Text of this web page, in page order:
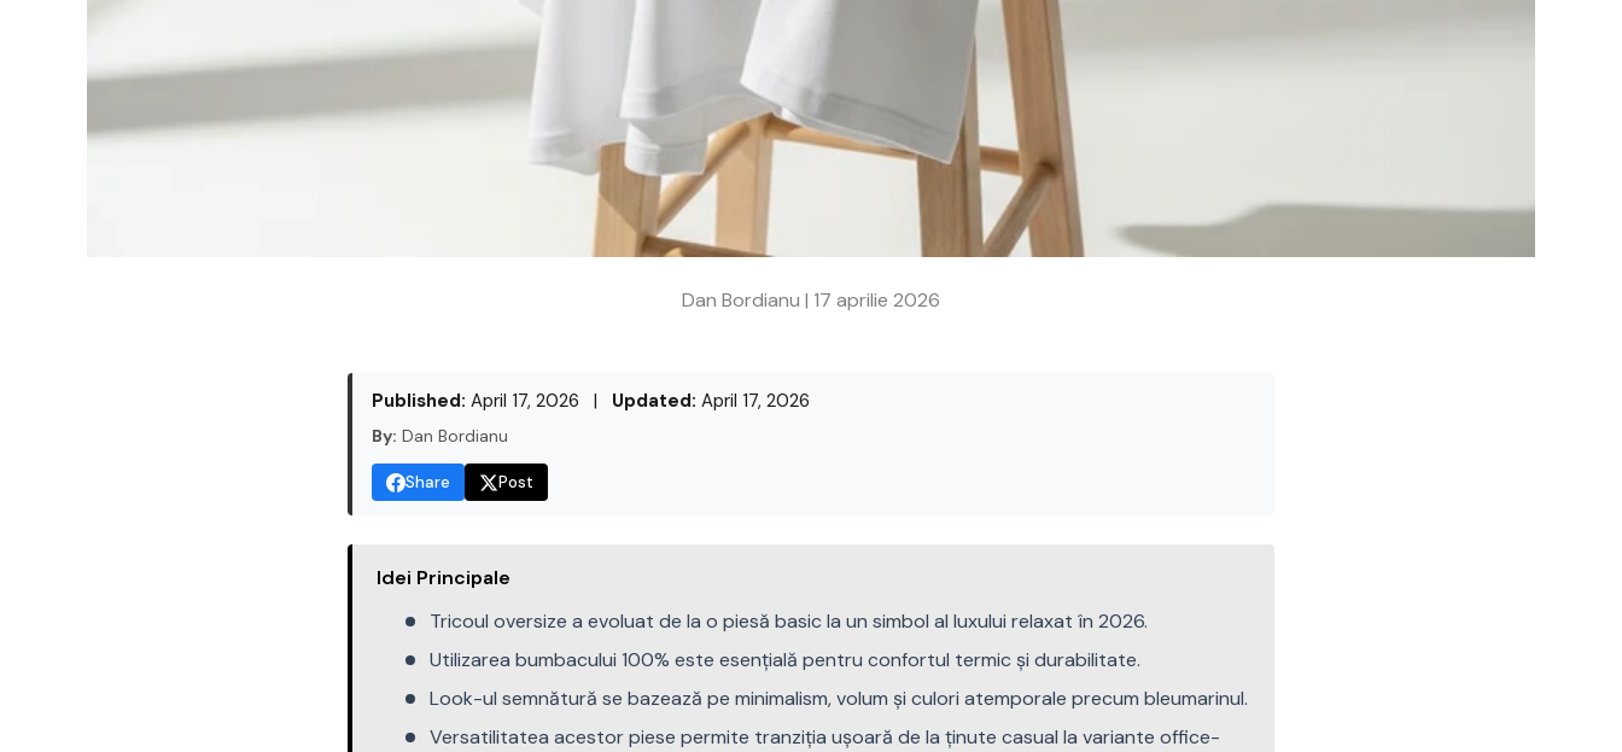
Dan Bordianu | 17 aprilie 2026
Published: April 17, 2026 | Updated: April 17, 2026
By: Dan Bordianu
Share Post
Idei Principale
Tricoul oversize a evoluat de la o piesă basic la un simbol al luxului relaxat în 2026.
Utilizarea bumbacului 100% este esențială pentru confortul termic și durabilitate.
Look-ul semnătură se bazează pe minimalism, volum și culori atemporale precum bleumarinul.
Versatilitatea acestor piese permite tranziția ușoară de la ținute casual la variante office-